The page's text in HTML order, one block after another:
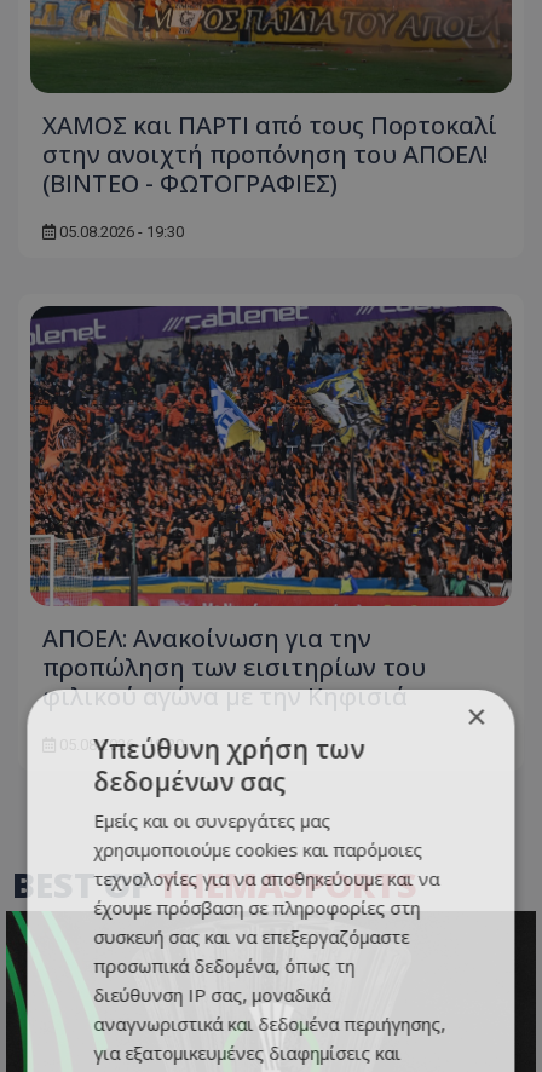
ΧΑΜΟΣ και ΠΑΡΤΙ από τους Πορτοκαλί
στην ανοιχτή προπόνηση του ΑΠΟΕΛ!
(ΒΙΝΤΕΟ - ΦΩΤΟΓΡΑΦΙΕΣ)
05.08.2026 - 19:30
ΑΠΟΕΛ: Ανακοίνωση για την
προπώληση των εισιτηρίων του
φιλικού αγώνα με την Κηφισιά
05.08.2026 - 19:20
BEST OFTHEMASPORTS
×
Υπεύθυνη χρήση των
δεδομένων σας
Εμείς και οι συνεργάτες μας
χρησιμοποιούμε cookies και παρόμοιες
τεχνολογίες για να αποθηκεύουμε και να
έχουμε πρόσβαση σε πληροφορίες στη
συσκευή σας και να επεξεργαζόμαστε
προσωπικά δεδομένα, όπως τη
διεύθυνση IP σας, μοναδικά
αναγνωριστικά και δεδομένα περιήγησης,
για εξατομικευμένες διαφημίσεις και